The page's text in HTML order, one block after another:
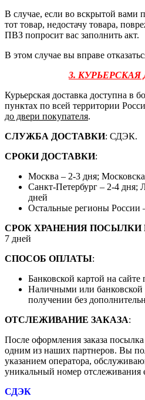
В случае, если во вскрытой вами
тот товар, недостачу товара,
ПВЗ попросит вас заполнить акт.
В этом случае вы вправе
3. КУРЬЕРСКАЯ
Курьерская доставка доступна в
пунктах по всей территории
до двери покупателя.
СЛУЖБА ДОСТАВКИ: СДЭК.
СРОКИ ДОСТАВКИ:
Москва – 2-3 дня;
Санкт-Петербург – 2-4 дня;
дней
Остальные регионы России
СРОК ХРАНЕНИЯ ПОСЫЛКИ
7 дней
СПОСОБ ОПЛАТЫ:
Банковской картой на сайте
Наличными или банковской
получении без
ОТСЛЕЖИВАНИЕ ЗАКАЗА:
После оформления заказа посылка
одним из наших партнеров. Вы
указанием оператора,
уникальный номер отслеживания
СДЭК